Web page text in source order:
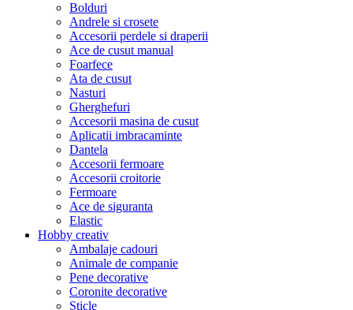
Bolduri
Andrele si crosete
Accesorii perdele si draperii
Ace de cusut manual
Foarfece
Ata de cusut
Nasturi
Gherghefuri
Accesorii masina de cusut
Aplicatii imbracaminte
Dantela
Accesorii fermoare
Accesorii croitorie
Fermoare
Ace de siguranta
Elastic
Hobby creativ
Ambalaje cadouri
Animale de companie
Pene decorative
Coronite decorative
Sticle